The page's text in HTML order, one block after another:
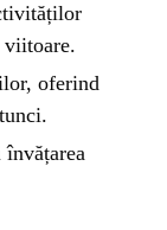
viitoare.
oferind